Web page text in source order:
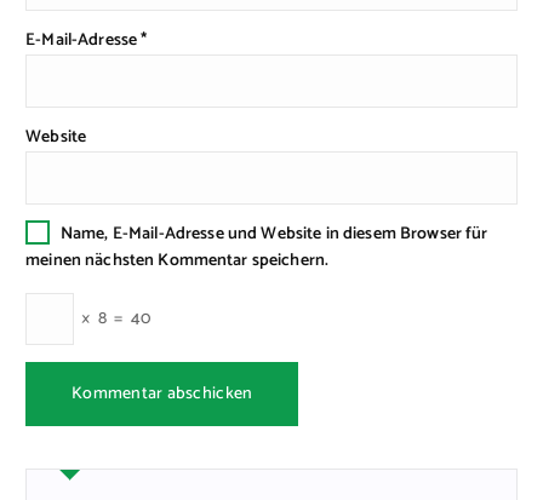
E-Mail-Adresse*
Website
Name, E-Mail-Adresse und Website in diesem Browser für
meinen nächsten Kommentar speichern.
× 8 = 40